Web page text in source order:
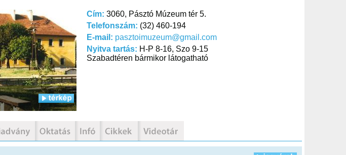
Cím: 3060, Pásztó Múzeum tér 5.
Telefonszám: (32) 460-194
E-mail: pasztoimuzeum@gmail.com
Nyitva tartás: H-P 8-16, Szo 9-15
Szabadtéren bármikor látogatható